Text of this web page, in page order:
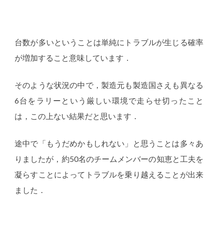
台数が多いということは単純にトラブルが生じる確率
が増加すること意味しています．
そのような状況の中で，製造元も製造国さえも異なる
6台をラリーという厳しい環境で走らせ切ったこと
は，この上ない結果だと思います．
途中で「もうだめかもしれない」と思うことは多々あ
りましたが，約50名のチームメンバーの知恵と工夫を
凝らすことによってトラブルを乗り越えることが出来
ました．